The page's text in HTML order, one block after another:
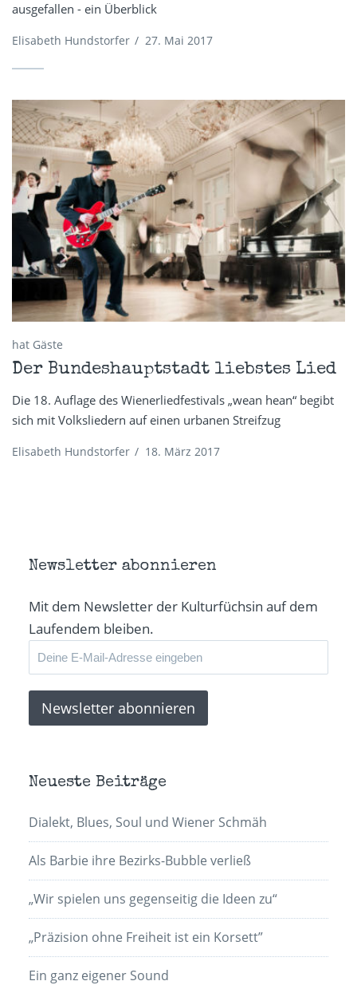
ausgefallen - ein Überblick
Elisabeth Hundstorfer / 27. Mai 2017
hat Gäste
Der Bundeshauptstadt liebstes Lied
Die 18. Auflage des Wienerliedfestivals „wean hean“ begibt
sich mit Volksliedern auf einen urbanen Streifzug
Elisabeth Hundstorfer / 18. März 2017
Newsletter abonnieren
Mit dem Newsletter der Kulturfüchsin auf dem
Laufendem bleiben.
Neueste Beiträge
Dialekt, Blues, Soul und Wiener Schmäh
Als Barbie ihre Bezirks-Bubble verließ
„Wir spielen uns gegenseitig die Ideen zu“
„Präzision ohne Freiheit ist ein Korsett”
Ein ganz eigener Sound